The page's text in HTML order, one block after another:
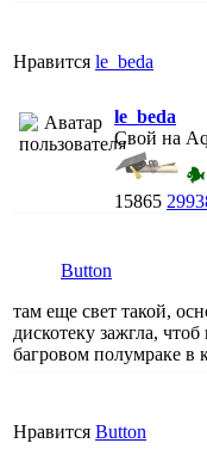
Нравится le_beda
le_beda
Свой на
15865
Button
там еще свет такой,
дискотеку зажгла,
багровом полумраке в
Нравится Button